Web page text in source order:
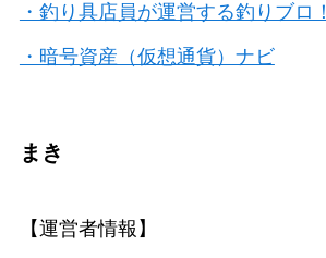
・釣り具店員が運営する釣りブロ！
・暗号資産（仮想通貨）ナビ
まき
【運営者情報】